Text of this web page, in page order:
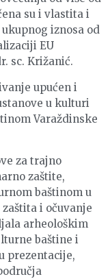
su i vlastita i
iznosa od
EU
sc. Križanić.
upućen i
u kulturi
Varaždinske
za trajno
zaštite,
baštinom u
i očuvanje
arheološkim
baštine i
prezentacije,